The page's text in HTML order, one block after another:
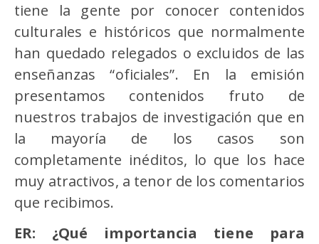
tiene la gente por conocer contenidos
culturales e históricos que normalmente
han quedado relegados o excluidos de las
enseñanzas “oficiales”. En la emisión
presentamos contenidos fruto de
nuestros trabajos de investigación que en
la mayoría de los casos son
completamente inéditos, lo que los hace
muy atractivos, a tenor de los comentarios
que recibimos.
ER: ¿Qué importancia tiene para